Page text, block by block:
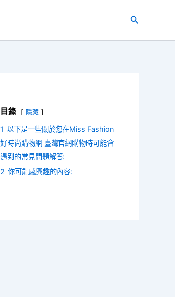
搜
目錄 隱藏
1 以下是一些關於您在Miss Fashion
好時尚購物網 臺灣官網購物時可能會
遇到的常見問題解答:
2 你可能感興趣的內容: